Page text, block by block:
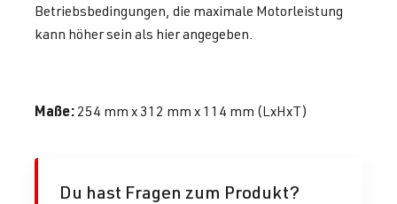
Betriebsbedingungen, die maximale Motorleistung
kann höher sein als hier angegeben.
Maße: 254 mm x 312 mm x 114 mm (LxHxT)
Du hast Fragen zum Produkt?